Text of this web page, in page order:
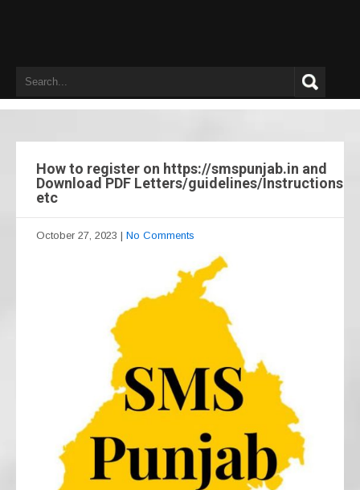
How to register on https://smspunjab.in and
Download PDF Letters/guidelines/Instructions
etc
October 27, 2023 | No Comments